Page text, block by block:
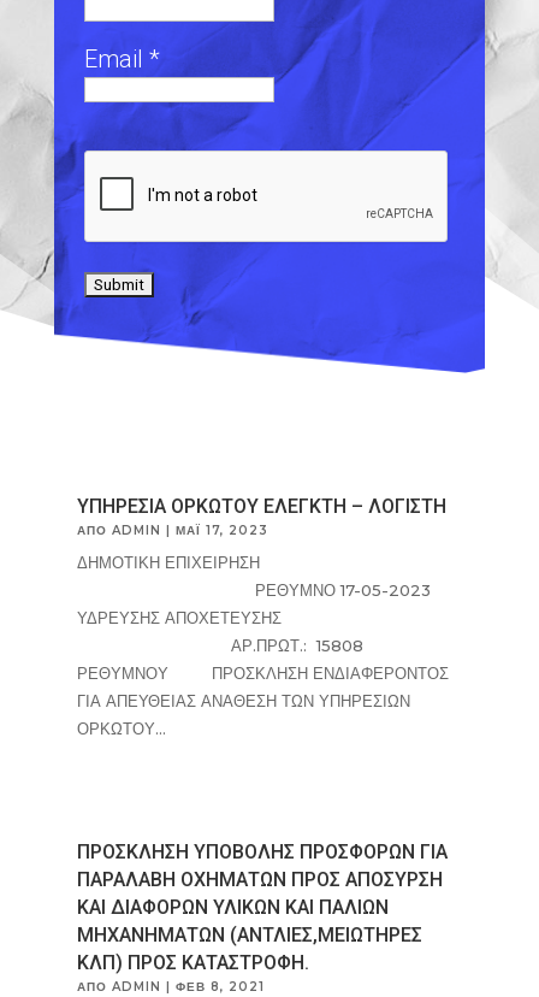
Email *
ΥΠΗΡΕΣΙΑ ΟΡΚΩΤΟΥ ΕΛΕΓΚΤΗ – ΛΟΓΙΣΤΗ
ΑΠΌ ADMIN | ΜΆΙ 17, 2023
ΔΗΜΟΤΙΚΗ ΕΠΙΧΕΙΡΗΣΗ
ΡΕΘΥΜΝΟ 17-05-2023
ΥΔΡΕΥΣΗΣ ΑΠΟΧΕΤΕΥΣΗΣ
ΑΡ.ΠΡΩΤ.: 15808
ΡΕΘΥΜΝΟΥ ΠΡΟΣΚΛΗΣΗ ΕΝΔΙΑΦΕΡΟΝΤΟΣ
ΓΙΑ ΑΠΕΥΘΕΙΑΣ ΑΝΑΘΕΣΗ ΤΩΝ ΥΠΗΡΕΣΙΩΝ
ΟΡΚΩΤΟΥ...
ΠΡΟΣΚΛΗΣΗ ΥΠΟΒΟΛΗΣ ΠΡΟΣΦΟΡΩΝ ΓΙΑ
ΠΑΡΑΛΑΒΗ ΟΧΗΜΑΤΩΝ ΠΡΟΣ ΑΠΟΣΥΡΣΗ
ΚΑΙ ΔΙΑΦΟΡΩΝ ΥΛΙΚΩΝ ΚΑΙ ΠΑΛΙΩΝ
ΜΗΧΑΝΗΜΑΤΩΝ (ΑΝΤΛΙΕΣ,ΜΕΙΩΤΗΡΕΣ
ΚΛΠ) ΠΡΟΣ ΚΑΤΑΣΤΡΟΦΗ.
ΑΠΌ ADMIN ΦΕΒ 8, 2021